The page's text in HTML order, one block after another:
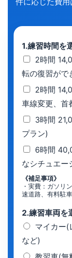
1.練習時間を
2時間
転の復習がで
2時間
車線変更、首
3時間
プラン)
6時間
なシチュエー
《補足事項》
・実費：ガソリ
速道路、有料駐
2.練習車両を
マイカー(
など)